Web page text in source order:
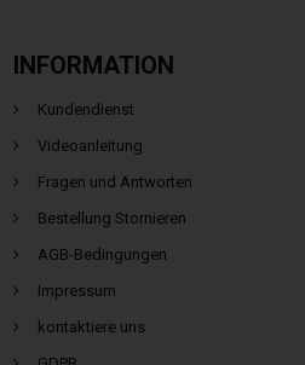
INFORMATION
Kundendienst
Videoanleitung
Fragen und Antworten
Bestellung Stornieren
AGB-Bedingungen
Impressum
kontaktiere uns